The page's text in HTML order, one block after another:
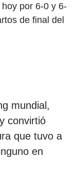
por 6-0 y 6-
de final del
mundial,
convirtió
que tuvo a
en